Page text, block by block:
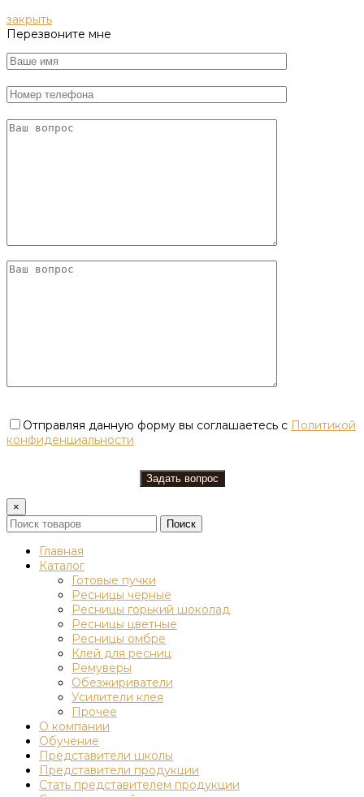
закрыть
Перезвоните мне
Отправляя данную форму вы соглашаетесь с Политикой
конфиденциальности
×
Поиск
Главная
Каталог
Готовые пучки
Ресницы черные
Ресницы горький шоколад
Ресницы цветные
Ресницы омбре
Клей для ресниц
Ремуверы
Обезжириватели
Усилители клея
Прочее
О компании
Обучение
Представители школы
Представители продукции
Стать представителем продукции